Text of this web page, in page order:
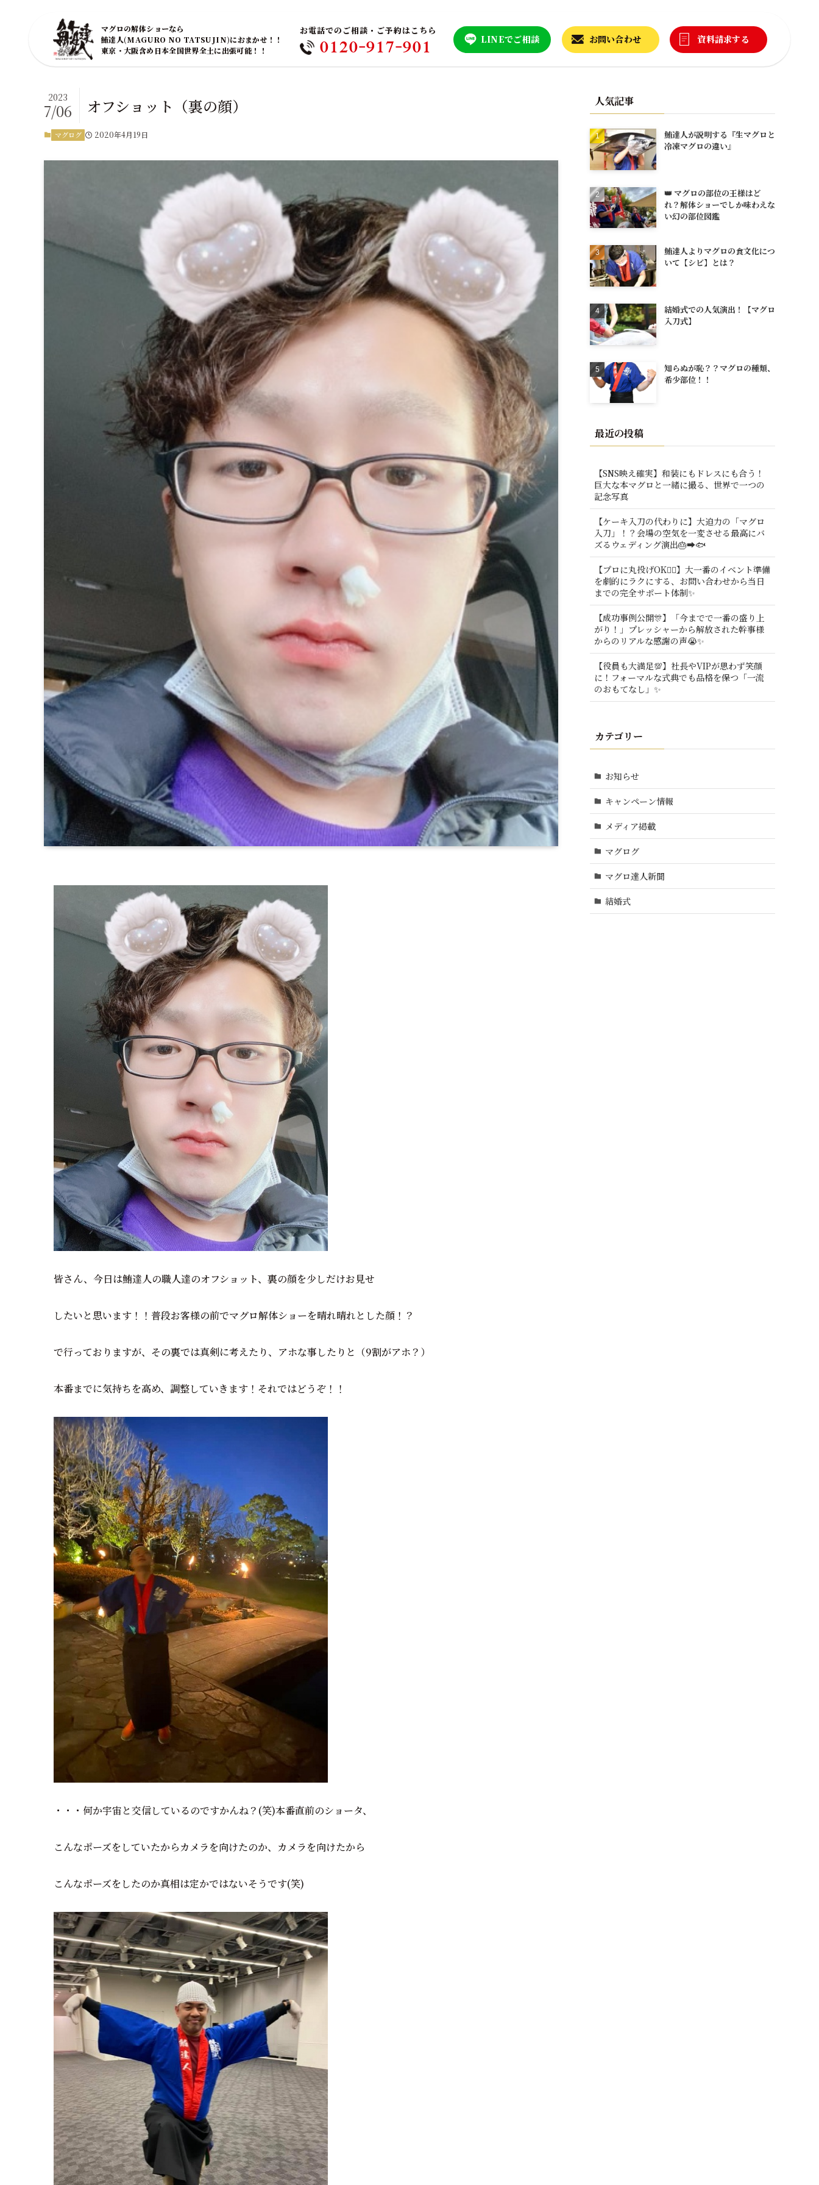
マグロの解体ショーなら
鮪達人(MAGURO NO TATSUJIN)におまかせ！！
東京・大阪含め日本全国世界全土に出張可能！！
お電話でのご相談・ご予約はこちら
0120-917-901 LINEでご相談 お問い合わせ 資料請求する
オフショット（裏の顔）
2023
7/06
マグログ 2020年4月19日
皆さん、今日は鮪達人の職人達のオフショット、裏の顔を少しだけお見せ
したいと思います！！普段お客様の前でマグロ解体ショーを晴れ晴れとした顔！？
で行っておりますが、その裏では真剣に考えたり、アホな事したりと（9割がアホ？）
本番までに気持ちを高め、調整していきます！それではどうぞ！！
・・・何か宇宙と交信しているのですかんね？(笑)本番直前のショータ、
こんなポーズをしていたからカメラを向けたのか、カメラを向けたから
こんなポーズをしたのか真相は定かではないそうです(笑)
人気記事
鮪達人が説明する『生マグロと
冷凍マグロの違い』
👑 マグロの部位の王様はど
れ？解体ショーでしか味わえな
い幻の部位図鑑
鮪達人よりマグロの食文化につ
いて【シビ】とは？
結婚式での人気演出！【マグロ
入刀式】
知らぬが恥？？マグロの種類、
希少部位！！
最近の投稿
【SNS映え確実】和装にもドレスにも合う！
巨大な本マグロと一緒に撮る、世界で一つの
記念写真
【ケーキ入刀の代わりに】大迫力の「マグロ
入刀」！？会場の空気を一変させる最高にバ
ズるウェディング演出🎂➡️🐟
【プロに丸投げOK🙆‍♂️】大一番のイベント準備
を劇的にラクにする、お問い合わせから当日
までの完全サポート体制✨
【成功事例公開🎊】「今までで一番の盛り上
がり！」プレッシャーから解放された幹事様
からのリアルな感謝の声😭✨
【役員も大満足💯】社長やVIPが思わず笑顔
に！フォーマルな式典でも品格を保つ「一流
のおもてなし」✨
カテゴリー
お知らせ
キャンペーン情報
メディア掲載
マグログ
マグロ達人新聞
結婚式